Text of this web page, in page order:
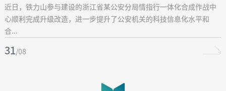
作战效能
近日，铁力山参与建设的浙江省某公安分局情指行一体化合成作战中
心顺利完成升级改造，进一步提升了公安机关的科技信息化水平和
合...
31 /08